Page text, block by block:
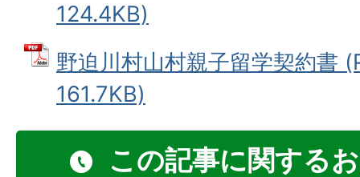
124.4KB)
野迫川村山村親子留学契約書
161.7KB)
この記事に関する